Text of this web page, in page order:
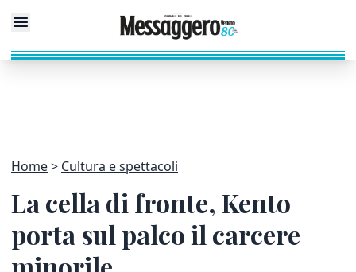
Home Cultura e spettacoli
La cella di fronte, Kento
porta sul palco il carcere